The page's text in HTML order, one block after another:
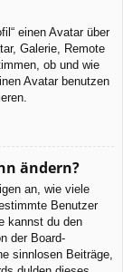
einen Avatar über
Galerie, Remote
ob und wie
Avatar benutzen
ändern?
an, wie viele
Benutzer
kannst du den
der Board-
sinnlosen Beiträge,